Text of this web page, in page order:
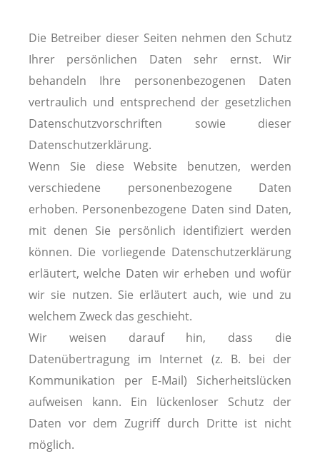
Die Betreiber dieser Seiten nehmen den Schutz
Ihrer persönlichen Daten sehr ernst. Wir
behandeln Ihre personenbezogenen Daten
vertraulich und entsprechend der gesetzlichen
Datenschutzvorschriften sowie dieser
Datenschutzerklärung.
Wenn Sie diese Website benutzen, werden
verschiedene personenbezogene Daten
erhoben. Personenbezogene Daten sind Daten,
mit denen Sie persönlich identifiziert werden
können. Die vorliegende Datenschutzerklärung
erläutert, welche Daten wir erheben und wofür
wir sie nutzen. Sie erläutert auch, wie und zu
welchem Zweck das geschieht.
Wir weisen darauf hin, dass die
Datenübertragung im Internet (z. B. bei der
Kommunikation per E-Mail) Sicherheitslücken
aufweisen kann. Ein lückenloser Schutz der
Daten vor dem Zugriff durch Dritte ist nicht
möglich.